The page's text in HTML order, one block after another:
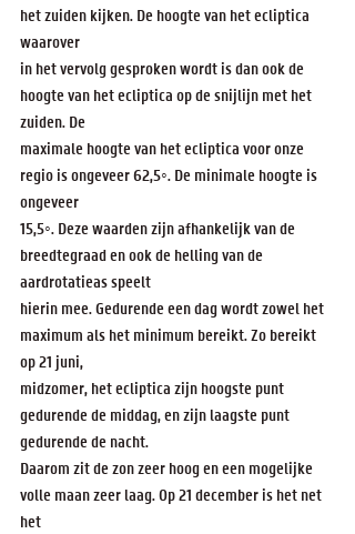
het zuiden kijken. De hoogte van het ecliptica
waarover
in het vervolg gesproken wordt is dan ook de
hoogte van het ecliptica op de snijlijn met het
zuiden. De
maximale hoogte van het ecliptica voor onze
regio is ongeveer 62,5◦. De minimale hoogte is
ongeveer
15,5◦. Deze waarden zijn afhankelijk van de
breedtegraad en ook de helling van de
aardrotatieas speelt
hierin mee. Gedurende een dag wordt zowel het
maximum als het minimum bereikt. Zo bereikt
op 21 juni,
midzomer, het ecliptica zijn hoogste punt
gedurende de middag, en zijn laagste punt
gedurende de nacht.
Daarom zit de zon zeer hoog en een mogelijke
volle maan zeer laag. Op 21 december is het net
het